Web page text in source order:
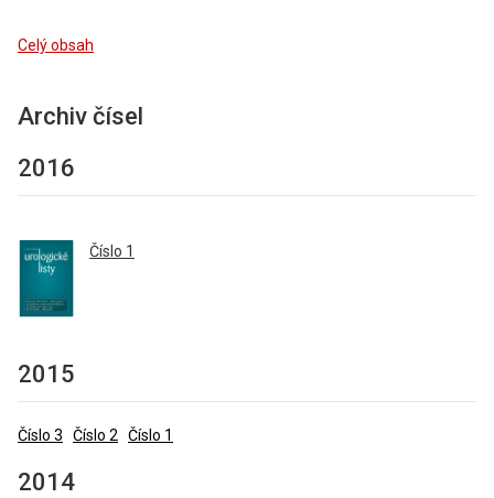
Celý obsah
Archiv čísel
2016
Číslo 1
2015
Číslo 3 Číslo 2 Číslo 1
2014